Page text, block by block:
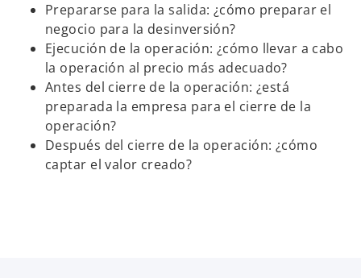
Prepararse para la salida: ¿cómo preparar el
negocio para la desinversión?
Ejecución de la operación: ¿cómo llevar a cabo
la operación al precio más adecuado?
Antes del cierre de la operación: ¿está
preparada la empresa para el cierre de la
operación?
Después del cierre de la operación: ¿cómo
captar el valor creado?